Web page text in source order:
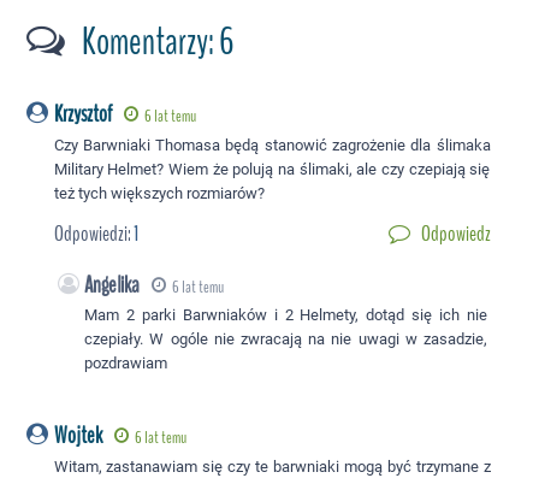
Komentarzy: 6
Krzysztof 6 lat temu
Czy Barwniaki Thomasa będą stanowić zagrożenie dla ślimaka
Military Helmet? Wiem że polują na ślimaki, ale czy czepiają się
też tych większych rozmiarów?
Odpowiedzi:1 Odpowiedz
Angelika 6 lat temu
Mam 2 parki Barwniaków i 2 Helmety, dotąd się ich nie
czepiały. W ogóle nie zwracają na nie uwagi w zasadzie,
pozdrawiam
Wojtek 6 lat temu
Witam, zastanawiam się czy te barwniaki mogą być trzymane z